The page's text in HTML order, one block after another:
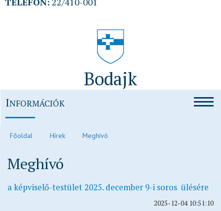
Bodajk
INFORMÁCIÓK
Polgármesteri köszöntő
Közvilágítás hibabejelentés
Településrendezési eszközök
Főoldal Hírek Meghívó
Meghívó
a képviselő-testület 2025. december 9-i soros ülésére
2025-12-04 10:51:10